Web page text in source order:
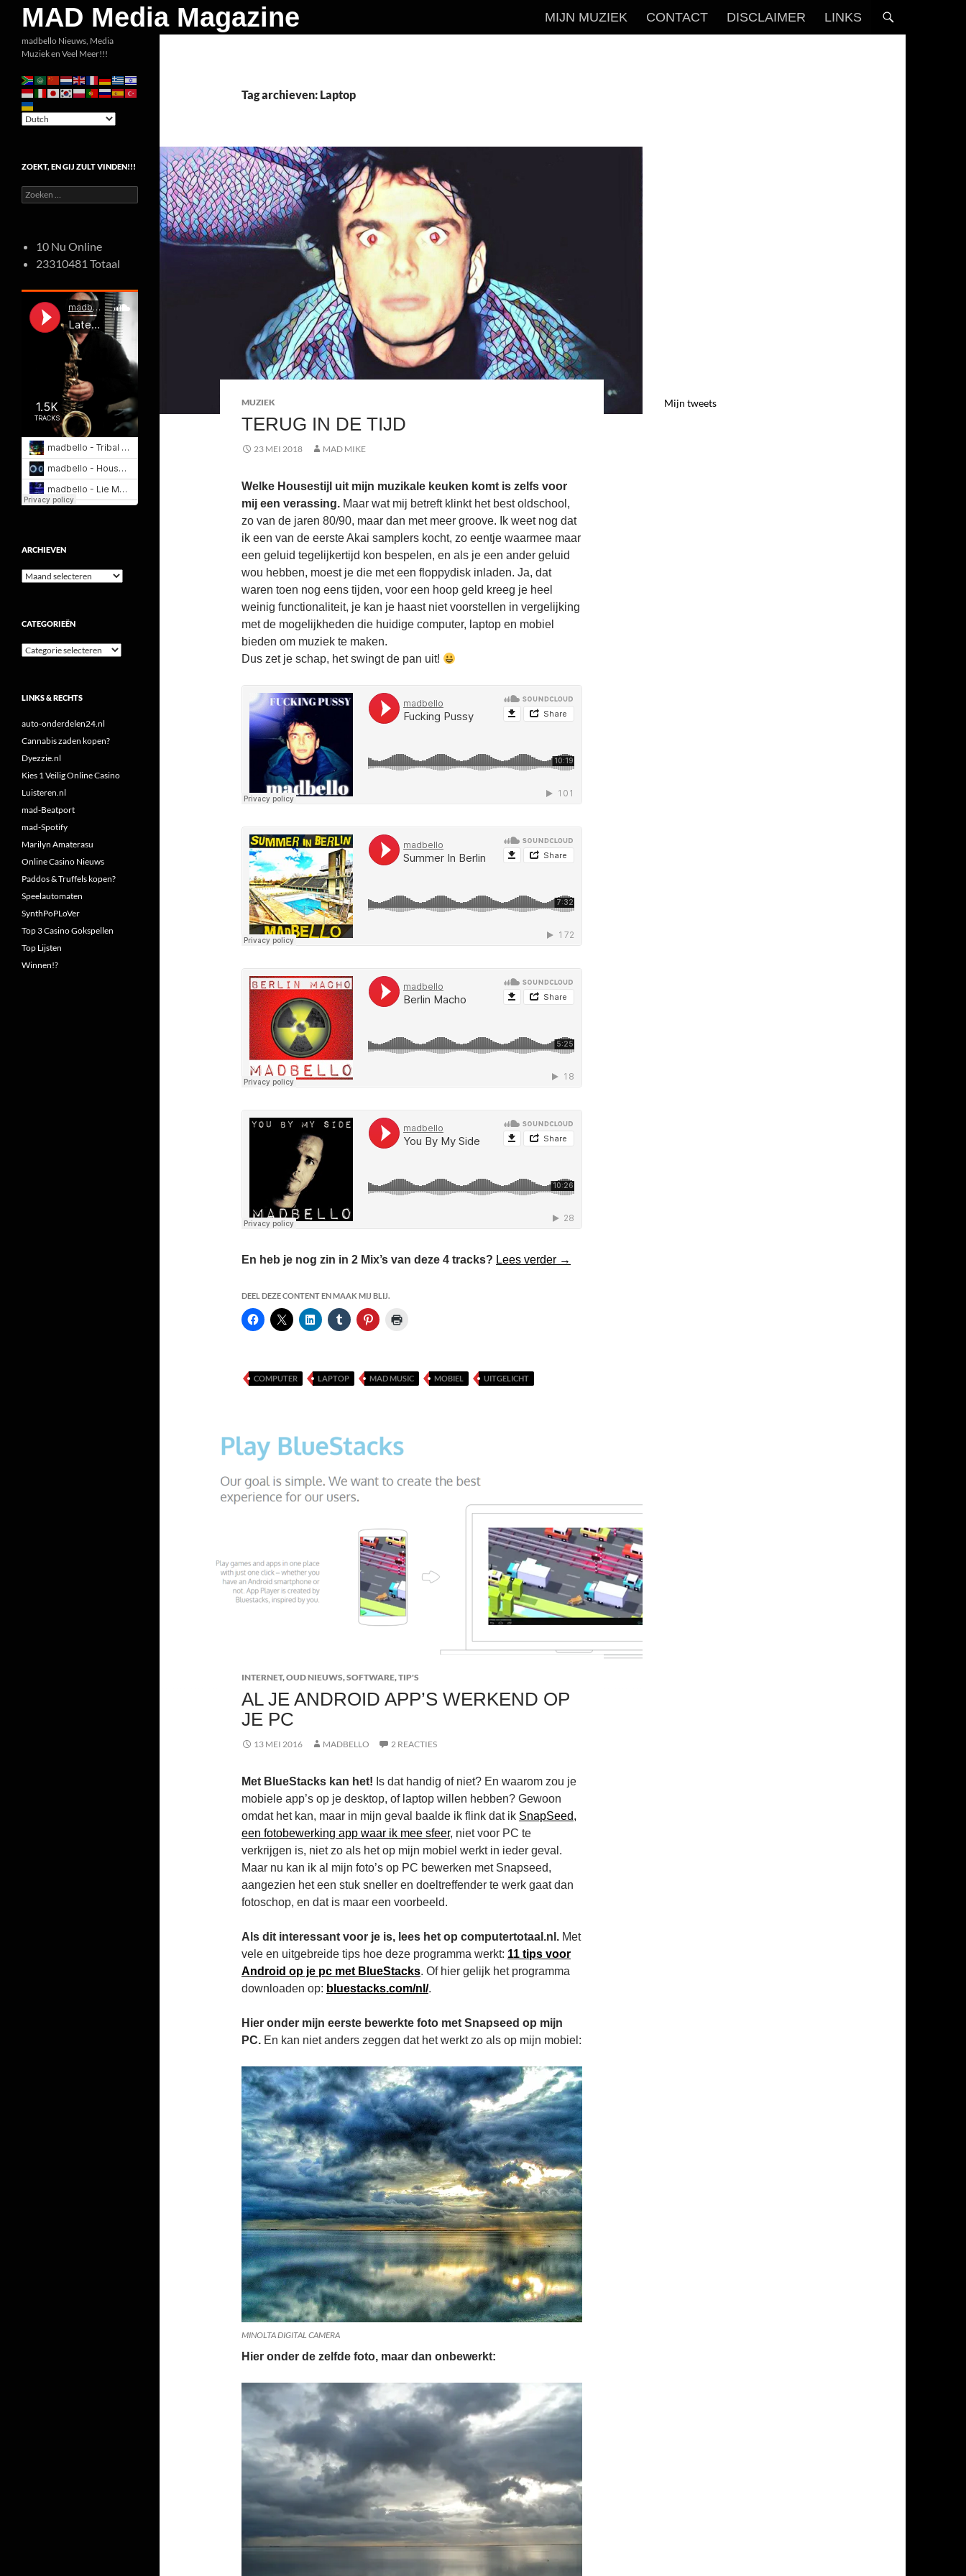
inhoud
MAD Media Magazine
Zoeken
MIJN MUZIEK CONTACT DISCLAIMER LINKS
Tag archieven: Laptop
MUZIEK
TERUG IN DE TIJD
23 MEI 2018 MAD MIKE
Welke Housestijl uit mijn muzikale keuken komt is zelfs voor
mij een verassing. Maar wat mij betreft klinkt het best oldschool,
zo van de jaren 80/90, maar dan met meer groove. Ik weet nog dat
ik een van de eerste Akai samplers kocht, zo eentje waarmee maar
een geluid tegelijkertijd kon bespelen, en als je een ander geluid
wou hebben, moest je die met een floppydisk inladen. Ja, dat
waren toen nog eens tijden, voor een hoop geld kreeg je heel
weinig functionaliteit, je kan je haast niet voorstellen in vergelijking
met de mogelijkheden die huidige computer, laptop en mobiel
bieden om muziek te maken.
Dus zet je schap, het swingt de pan uit!
En heb je nog zin in 2 Mix’s van deze 4 tracks? Lees verder Terug in de Tijd
→
DEEL DEZE CONTENT EN MAAK MIJ BLIJ.
COMPUTER LAPTOP MAD MUSIC MOBIEL UITGELICHT
INTERNET,OUD NIEUWS,SOFTWARE,TIP'S
AL JE ANDROID APP’S WERKEND OP
JE PC
13 MEI 2016 MADBELLO 2 REACTIES
Met BlueStacks kan het! Is dat handig of niet? En waarom zou je
mobiele app’s op je desktop, of laptop willen hebben? Gewoon
omdat het kan, maar in mijn geval baalde ik flink dat ik SnapSeed,
een fotobewerking app waar ik mee sfeer, niet voor PC te
verkrijgen is, niet zo als het op mijn mobiel werkt in ieder geval.
Maar nu kan ik al mijn foto’s op PC bewerken met Snapseed,
aangezien het een stuk sneller en doeltreffender te werk gaat dan
fotoschop, en dat is maar een voorbeeld.
Als dit interessant voor je is, lees het op computertotaal.nl. Met
vele en uitgebreide tips hoe deze programma werkt: 11 tips voor
Android op je pc met BlueStacks. Of hier gelijk het programma
downloaden op: bluestacks.com/nl/.
Hier onder mijn eerste bewerkte foto met Snapseed op mijn
PC. En kan niet anders zeggen dat het werkt zo als op mijn mobiel:
MINOLTA DIGITAL CAMERA
Hier onder de zelfde foto, maar dan onbewerkt:
Mijn tweets
madbello Nieuws, Media
Muziek en Veel Meer!!!
ZOEKT, EN GIJ ZULT VINDEN!!!
Zoeken
naar:
10 Nu Online
23310481 Totaal
ARCHIEVEN
Archieven
CATEGORIEËN
Categorieën
LINKS & RECHTS
auto-onderdelen24.nl
Cannabis zaden kopen?
Dyezzie.nl
Kies 1 Veilig Online Casino
Luisteren.nl
mad-Beatport
mad-Spotify
Marilyn Amaterasu
Online Casino Nieuws
Paddos & Truffels kopen?
Speelautomaten
SynthPoPLoVer
Top 3 Casino Gokspellen
Top Lijsten
Winnen!?